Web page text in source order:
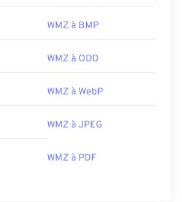
WMZ à BMP
WMZ à ODD
WMZ à WebP
WMZ à JPEG
WMZ à PDF